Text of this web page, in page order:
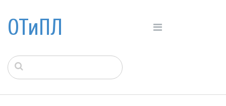
ОТиПЛ